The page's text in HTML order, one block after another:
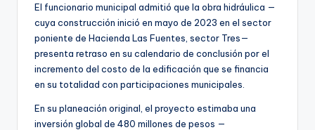
El funcionario municipal admitió que la obra hidráulica —
cuya construcción inició en mayo de 2023 en el sector
poniente de Hacienda Las Fuentes, sector Tres—
presenta retraso en su calendario de conclusión por el
incremento del costo de la edificación que se financia
en su totalidad con participaciones municipales.
En su planeación original, el proyecto estimaba una
inversión global de 480 millones de pesos —